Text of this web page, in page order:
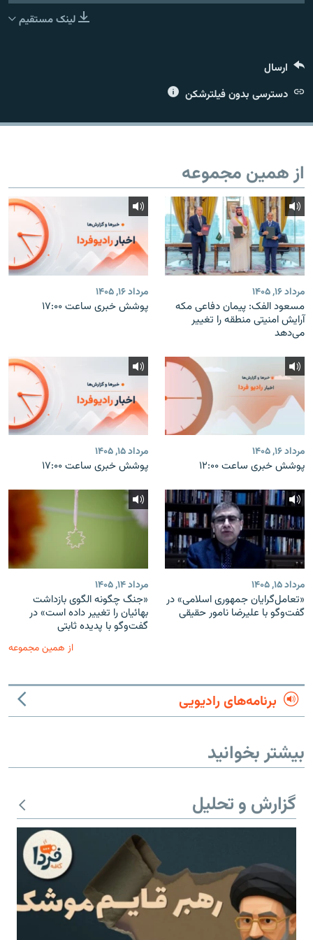
لینک مستقیم
ارسال
دسترسی بدون فیلترشکن
از همین مجموعه
مرداد ۱۶, ۱۴۰۵
مسعود الفک: پیمان دفاعی مکه
آرایش امنیتی منطقه را تغییر
می‌دهد
مرداد ۱۶, ۱۴۰۵
پوشش خبری ساعت ۱۷:۰۰
مرداد ۱۶, ۱۴۰۵
پوشش خبری ساعت ۱۲:۰۰
مرداد ۱۵, ۱۴۰۵
پوشش خبری ساعت ۱۷:۰۰
مرداد ۱۵, ۱۴۰۵
«تعامل‌گرایان جمهوری اسلامی» در
گفت‌وگو با علیرضا نامور حقیقی
مرداد ۱۴, ۱۴۰۵
«جنگ چگونه الگوی بازداشت
بهائیان را تغییر داده است» در
گفت‌وگو با پدیده ثابتی
از همین مجموعه
برنامه‌های رادیویی
بیشتر بخوانید
گزارش و تحلیل